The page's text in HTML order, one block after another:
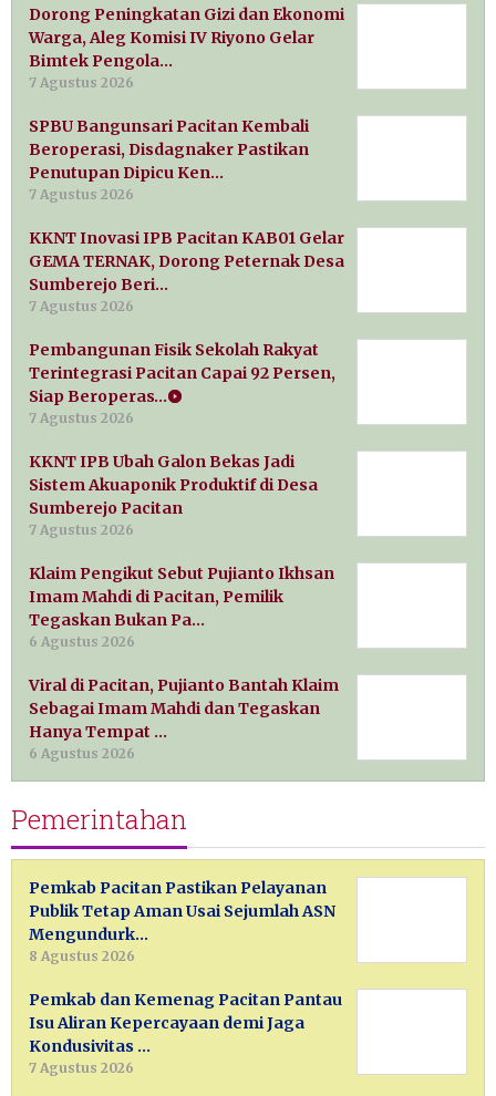
Dorong Peningkatan Gizi dan Ekonomi
Warga, Aleg Komisi IV Riyono Gelar
Bimtek Pengola…
7 Agustus 2026
SPBU Bangunsari Pacitan Kembali
Beroperasi, Disdagnaker Pastikan
Penutupan Dipicu Ken…
7 Agustus 2026
KKNT Inovasi IPB Pacitan KAB01 Gelar
GEMA TERNAK, Dorong Peternak Desa
Sumberejo Beri…
7 Agustus 2026
Pembangunan Fisik Sekolah Rakyat
Terintegrasi Pacitan Capai 92 Persen,
Siap Beroperas…
7 Agustus 2026
KKNT IPB Ubah Galon Bekas Jadi
Sistem Akuaponik Produktif di Desa
Sumberejo Pacitan
7 Agustus 2026
Klaim Pengikut Sebut Pujianto Ikhsan
Imam Mahdi di Pacitan, Pemilik
Tegaskan Bukan Pa…
6 Agustus 2026
Viral di Pacitan, Pujianto Bantah Klaim
Sebagai Imam Mahdi dan Tegaskan
Hanya Tempat …
6 Agustus 2026
Pemerintahan
Pemkab Pacitan Pastikan Pelayanan
Publik Tetap Aman Usai Sejumlah ASN
Mengundurk…
8 Agustus 2026
Pemkab dan Kemenag Pacitan Pantau
Isu Aliran Kepercayaan demi Jaga
Kondusivitas …
7 Agustus 2026